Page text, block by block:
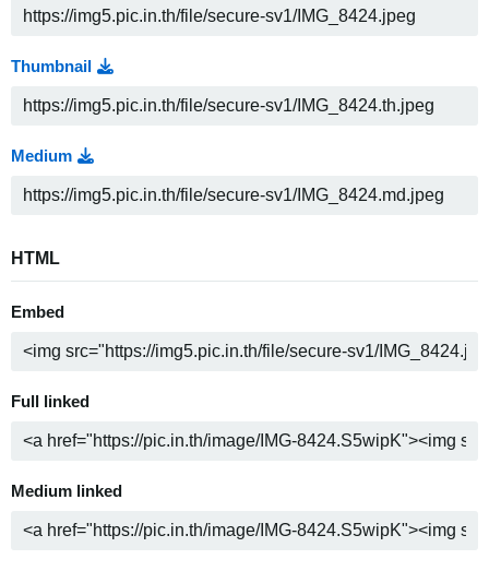
Thumbnail
Medium
HTML
Embed
Full linked
Medium linked